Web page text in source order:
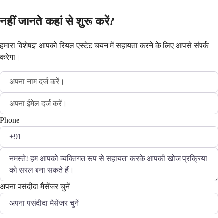
नहीं जानते कहां से शुरू करें?
हमारा विशेषज्ञ आपको रियल एस्टेट चयन में सहायता करने के लिए आपसे संपर्क
करेगा।
Phone
अपना पसंदीदा मैसेंजर चुनें